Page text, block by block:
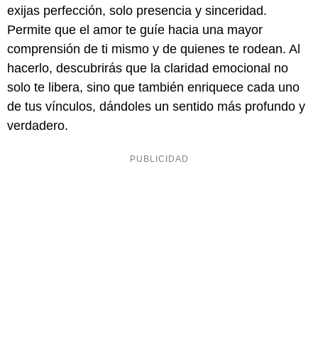
exijas perfección, solo presencia y sinceridad.
Permite que el amor te guíe hacia una mayor
comprensión de ti mismo y de quienes te rodean. Al
hacerlo, descubrirás que la claridad emocional no
solo te libera, sino que también enriquece cada uno
de tus vínculos, dándoles un sentido más profundo y
verdadero.